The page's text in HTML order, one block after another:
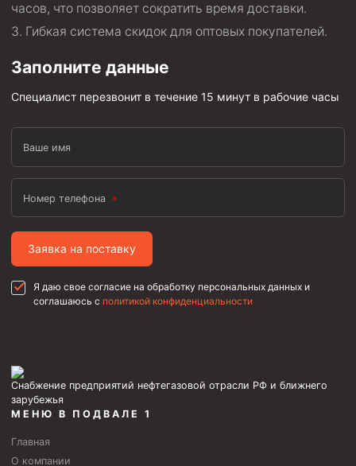
часов, что позволяет сократить время доставки.
Гибкая система скидок для оптовых покупателей.
Заполните данные
Специалист перезвонит в течение 15 минут в рабочие часы
Ваше имя
Номер телефона
Заявка на поставку
Я даю свое согласие на обработку персональных данных и
соглашаюсь с политикой конфиденциальности
Снабжение предприятий нефтегазовой отрасли РФ и ближнего
зарубежья
МЕНЮ В ПОДВАЛЕ 1
Главная
О компании